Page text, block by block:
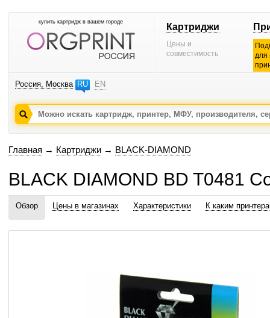
купить картридж в вашем городе Картриджи
Цены и
совместимость
для
Россия, Москва RU EN
Главная → Картриджи → BLACK-DIAMOND
BLACK DIAMOND BD T0481
Обзор Цены в магазинах Характеристики К каким